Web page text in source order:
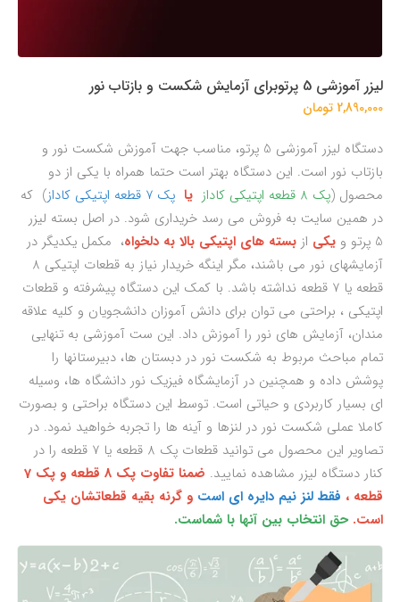
لیزر آموزشی 5 پرتوبرای آزمایش شکست و بازتاب نور
2,890,000 تومان
دستگاه لیزر آموزشی 5 پرتو، مناسب جهت آموزش شکست نور و
بازتاب نور است. این دستگاه بهتر است حتما همراه با یکی از دو
محصول (پک 8 قطعه اپتیکی کاداز یا پک 7 قطعه اپتیکی کاداز
) که
در همین سایت به فروش می رسد خریداری شود. در اصل بسته لیزر
5 پرتو و
یکی از بسته های اپتیکی بالا به دلخواه، مکمل یکدیگر در
آزمایشهای نور می باشند، مگر اینگه خریدار نیاز به قطعات اپتیکی 8
قطعه یا 7 قطعه نداشته باشد. با کمک این دستگاه پیشرفته و قطعات
اپتیکی ، براحتی می توان برای دانش آموزان دانشجویان و کلیه علاقه
مندان، آزمایش های نور را آموزش داد. این ست آموزشی به تنهایی
تمام مباحث مربوط به شکست نور در دبستان ها، دبیرستانها را
پوشش داده و همچنین در آزمایشگاه فیزیک نور دانشگاه ها، وسیله
ای بسیار کاربردی و حیاتی است. توسط این دستگاه براحتی و بصورت
کاملا عملی شکست نور در لنزها و آینه ها را تجربه خواهید نمود. در
تصاویر این محصول می توانید قطعات پک 8 قطعه یا 7 قطعه را در
کنار دستگاه لیزر مشاهده نمایید.
ضمنا تفاوت پک 8 قطعه و پک 7
قطعه ، فقط لنز نیم دایره ای است و گرنه بقیه قطعاتشان یکی
است.حق انتخاب بین آنها با شماست.